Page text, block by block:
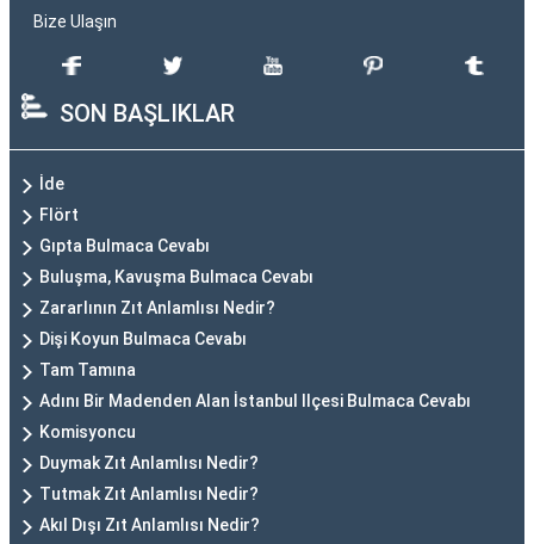
Bize Ulaşın
SON BAŞLIKLAR
İde
Flört
Gıpta Bulmaca Cevabı
Buluşma, Kavuşma Bulmaca Cevabı
Zararlının Zıt Anlamlısı Nedir?
Dişi Koyun Bulmaca Cevabı
Tam Tamına
Adını Bir Madenden Alan İstanbul Ilçesi Bulmaca Cevabı
Komisyoncu
Duymak Zıt Anlamlısı Nedir?
Tutmak Zıt Anlamlısı Nedir?
Akıl Dışı Zıt Anlamlısı Nedir?